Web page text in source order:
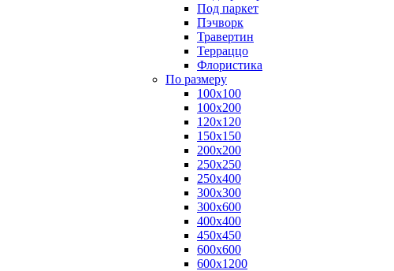
Под паркет
Пэчворк
Травертин
Терраццо
Флористика
По размеру
100х100
100х200
120х120
150х150
200х200
250х250
250х400
300х300
300х600
400х400
450х450
600х600
600х1200